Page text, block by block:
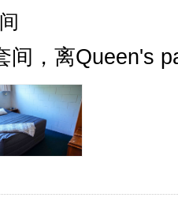
间，离Queen's